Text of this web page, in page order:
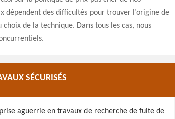
dépendent des difficultés pour trouver l’origine de
de la technique. Dans tous les cas, nous
SÉCURISÉS
aguerrie en travaux de recherche de fuite de